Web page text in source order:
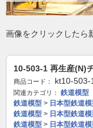
画像をクリックしたら
10-503-1 再生産(N)
商品コード： kt10-503-1
関連カテゴリ：
鉄道模型
鉄道模型 > 日本型鉄道
鉄道模型 > 日本型鉄道
鉄道模型 > 日本型鉄道